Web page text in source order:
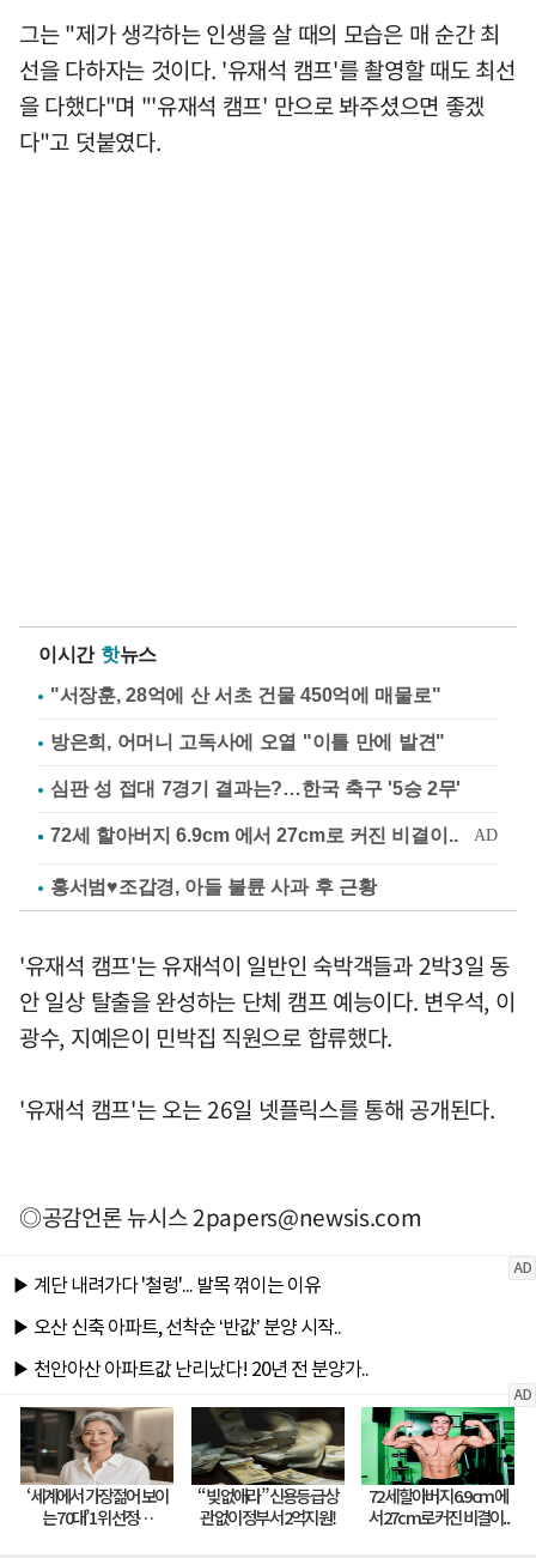
그는 "제가 생각하는 인생을 살 때의 모습은 매 순간 최
선을 다하자는 것이다. '유재석 캠프'를 촬영할 때도 최선
을 다했다"며 "'유재석 캠프' 만으로 봐주셨으면 좋겠
다"고 덧붙였다.
이시간 핫뉴스
"서장훈, 28억에 산 서초 건물 450억에 매물로"
방은희, 어머니 고독사에 오열 "이틀 만에 발견"
심판 성 접대 7경기 결과는?…한국 축구 '5승 2무'
홍서범♥조갑경, 아들 불륜 사과 후 근황
'유재석 캠프'는 유재석이 일반인 숙박객들과 2박3일 동
안 일상 탈출을 완성하는 단체 캠프 예능이다. 변우석, 이
광수, 지예은이 민박집 직원으로 합류했다.
'유재석 캠프'는 오는 26일 넷플릭스를 통해 공개된다.
◎공감언론 뉴시스2papers@newsis.com